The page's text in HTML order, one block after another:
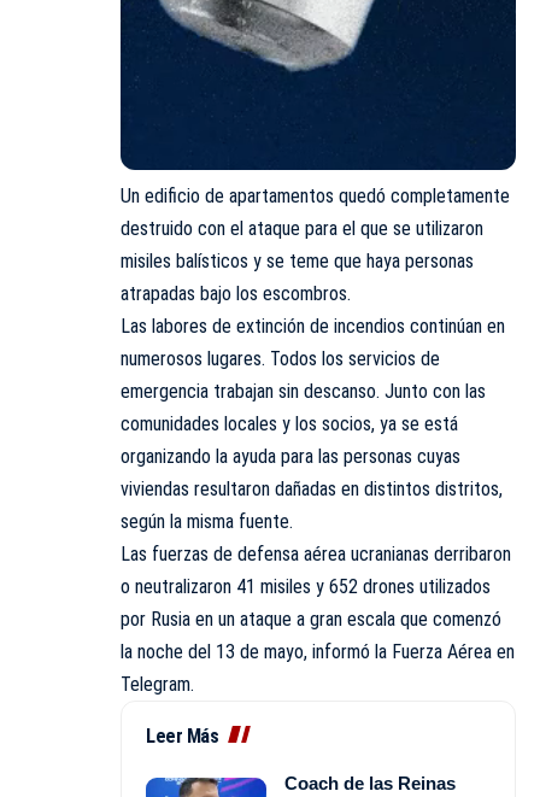
Un edificio de apartamentos quedó completamente
destruido con el ataque para el que se utilizaron
misiles balísticos y se teme que haya personas
atrapadas bajo los escombros.
Las labores de extinción de incendios continúan en
numerosos lugares. Todos los servicios de
emergencia trabajan sin descanso. Junto con las
comunidades locales y los socios, ya se está
organizando la ayuda para las personas cuyas
viviendas resultaron dañadas en distintos distritos,
según la misma fuente.
Las fuerzas de defensa aérea ucranianas derribaron
o neutralizaron 41 misiles y 652 drones utilizados
por Rusia en un ataque a gran escala que comenzó
la noche del 13 de mayo, informó la Fuerza Aérea en
Telegram.
Leer Más
Coach de las Reinas